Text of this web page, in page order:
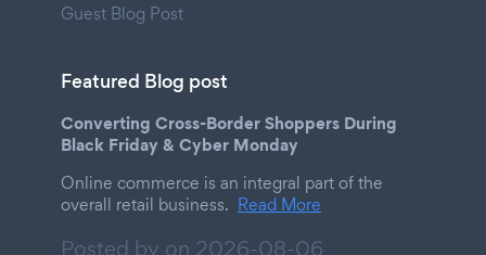
Guest Blog Post
Featured Blog post
Converting Cross-Border Shoppers During
Black Friday & Cyber Monday
Online commerce is an integral part of the
overall retail business. Read More
Posted by on 2026-08-06